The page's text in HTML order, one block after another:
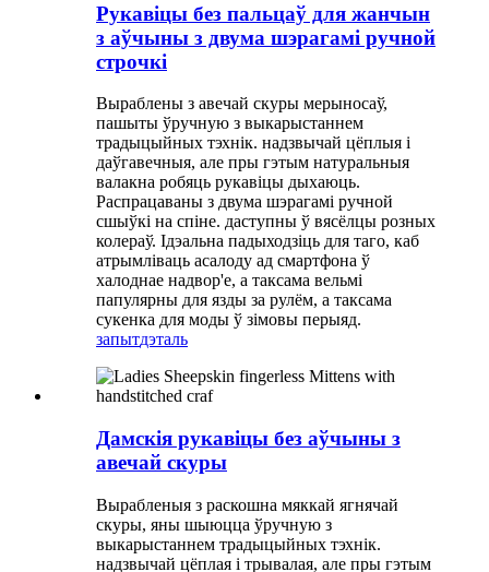
Рукавіцы без пальцаў для жанчын
з аўчыны з двума шэрагамі ручной
строчкі
Выраблены з авечай скуры мерыносаў,
пашыты ўручную з выкарыстаннем
традыцыйных тэхнік. надзвычай цёплыя і
даўгавечныя, але пры гэтым натуральныя
валакна робяць рукавіцы дыхаюць.
Распрацаваны з двума шэрагамі ручной
сшыўкі на спіне. даступны ў вясёлцы розных
колераў. Ідэальна падыходзіць для таго, каб
атрымліваць асалоду ад смартфона ў
халоднае надвор'е, а таксама вельмі
папулярны для язды за рулём, а таксама
сукенка для моды ў зімовы перыяд.
запытдэталь
Дамскія рукавіцы без аўчыны з
авечай скуры
Вырабленыя з раскошна мяккай ягнячай
скуры, яны шыюцца ўручную з
выкарыстаннем традыцыйных тэхнік.
надзвычай цёплая і трывалая, але пры гэтым